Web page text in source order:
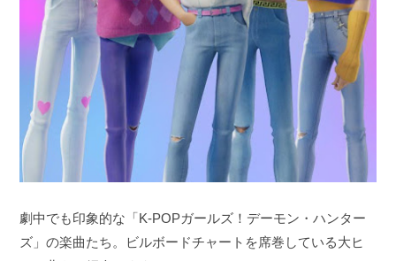
劇中でも印象的な「K-POPガールズ！デーモン・ハンター
ズ」の楽曲たち。ビルボードチャートを席巻している大ヒ